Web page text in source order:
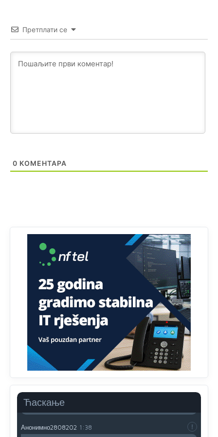
Претплати се
0 КОМЕНТАРА
Ћаскање
Техеран и нинџе по Палама
БиХ није гласала да је тзв.Косово држава. Лупаш ко к у
р а ц по самару луди турко.
Анонимно2807895 12:18
Drzi pod kontrolom tri stvari jezik,karakter i
ponasanje...Uzivotu brani tri stvari:cast,prijatelja i
slabije.Iz zivota iskljuci tri stvari uvredu,neznanje i
dok si ziv gaji tri stvari dobrotu,pamet i
prijateljstvo!!
Анонимно2806721 12:39
791 BiH nije priznala Kosovo kao nezavisnu državu jer
genocidna tvorevina pravi smetnju a recimo Srbija je
davnopriznala.Na svakom proizvodu iz Srbije stoji -
uvoznik za Kosovo
Анонимно2806721
12:45
da brani? A imamo vojsku Kosova kojoj želimo svako
dobro i da se što bolje opreme
Анонимно2808202 1:38